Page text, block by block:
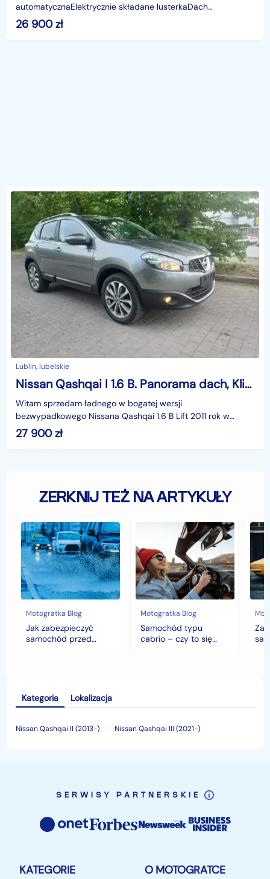
automatycznaElektrycznie składane lusterkaDach
panoramiczyKolor : Paris blue ( BW9G ) 2 kluczykiKupujący
zwolniony z opłaty
26 900zł
Lublin, lubelskie
Nissan Qashqai I 1.6 B. Panorama dach, Klimatronic, Kamera
Witam sprzedam ładnego w bogatej wersji
bezwypadkowego Nissana Qashqai 1.6 B Lift 2011 rok w
oryginale z oryginalnym przebiegiem, książka serwisowa.
Auto po
27 900zł
ZERKNIJ TEŻ NA ARTYKUŁY
Jak
zabezpieczyć
samochód
przed
jesiennymi
chłodami
i
deszczem?
Motogratka Blog
Jak zabezpieczyć
samochód przed
Samochód
cabrio
–
czy
to
się
opłaca
w
polskim
klimacie?
Motogratka Blog
Samochód typu
cabrio – czy to się
czyli
Kategoria
Nissan Qashqai II (2013-) Nissan Qashqai III (2021-)
Lokalizacja
SERWISY PARTNERSKIE
KATEGORIE O MOTOGRATCE